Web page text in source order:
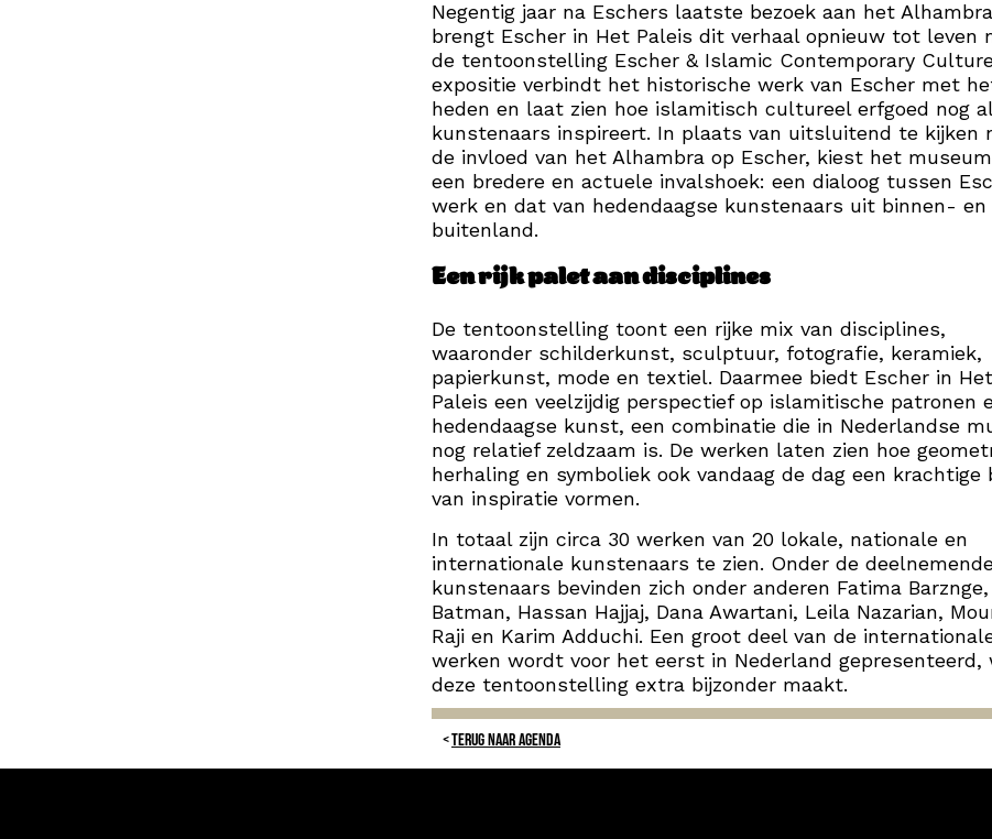
Negentig jaar na Eschers laatste bezoek aan het Alhambra
brengt Escher in Het Paleis dit verhaal opnieuw tot leven
de tentoonstelling Escher & Islamic Contemporary
expositie verbindt het historische werk van Escher met
heden en laat zien hoe islamitisch cultureel erfgoed nog
kunstenaars inspireert. In plaats van uitsluitend te kijken
de invloed van het Alhambra op Escher, kiest het
een bredere en actuele invalshoek: een dialoog tussen
werk en dat van hedendaagse kunstenaars uit binnen- en
buitenland.
Een rijk palet aan disciplines
De tentoonstelling toont een rijke mix van disciplines,
waaronder schilderkunst, sculptuur, fotografie, keramiek,
papierkunst, mode en textiel. Daarmee biedt Escher in Het
Paleis een veelzijdig perspectief op islamitische patronen
hedendaagse kunst, een combinatie die in Nederlandse
nog relatief zeldzaam is. De werken laten zien hoe
herhaling en symboliek ook vandaag de dag een krachtige
van inspiratie vormen.
In totaal zijn circa 30 werken van 20 lokale, nationale en
internationale kunstenaars te zien. Onder de
kunstenaars bevinden zich onder anderen Fatima
Batman, Hassan Hajjaj, Dana Awartani, Leila Nazarian,
Raji en Karim Adduchi. Een groot deel van de
werken wordt voor het eerst in Nederland gepresenteerd,
deze tentoonstelling extra bijzonder maakt.
TERUG NAAR AGENDA